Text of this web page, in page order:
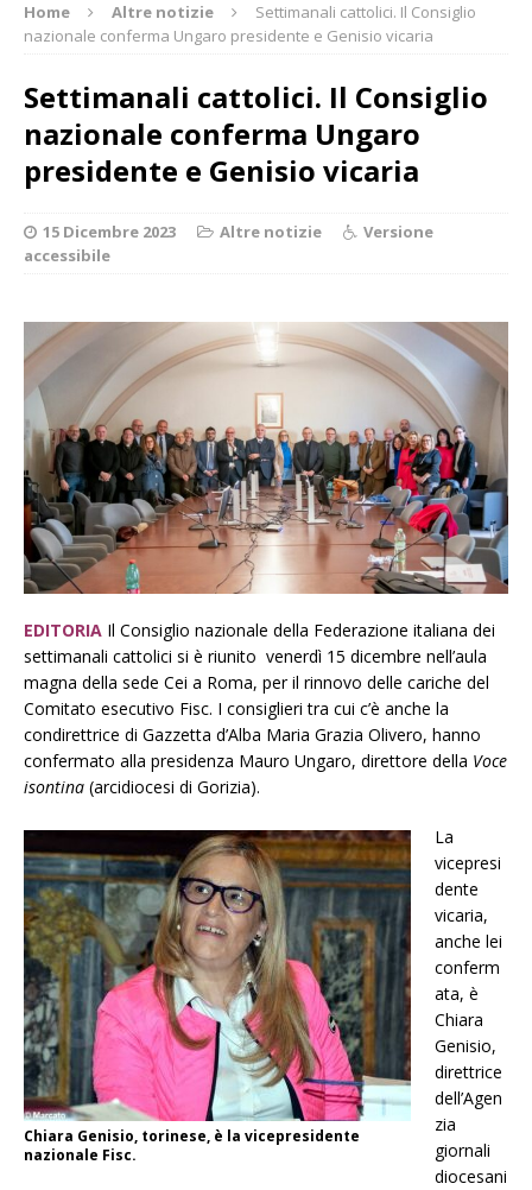
Home Altre notizie
Settimanali cattolici. Il Consiglio
nazionale conferma Ungaro presidente e Genisio vicaria
Settimanali cattolici. Il Consiglio
nazionale conferma Ungaro
presidente e Genisio vicaria
15 Dicembre 2023 Altre notizie
Versione
accessibile
EDITORIA Il Consiglio nazionale della Federazione italiana dei
settimanali cattolici si è riunito venerdì 15 dicembre nell’aula
magna della sede Cei a Roma, per il rinnovo delle cariche del
Comitato esecutivo Fisc. I consiglieri tra cui c’è anche la
condirettrice di Gazzetta d’Alba Maria Grazia Olivero, hanno
confermato alla presidenza Mauro Ungaro, direttore della Voce
isontina (arcidiocesi di Gorizia).
Chiara Genisio, torinese, è la vicepresidente
nazionale Fisc.
La
vicepresi
dente
vicaria,
anche lei
conferm
ata, è
Chiara
Genisio,
direttrice
dell’Agen
zia
giornali
diocesani